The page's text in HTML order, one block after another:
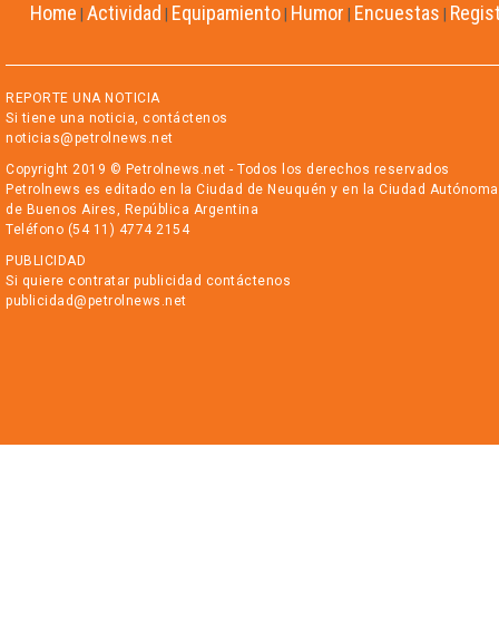
Home Actividad Equipamiento Humor Encuestas
REPORTE UNA NOTICIA
Si tiene una noticia, contáctenos
noticias@petrolnews.net
Copyright 2019 © Petrolnews.net - Todos los derechos reservados
Petrolnews es editado en la Ciudad de Neuquén y en la Ciudad Autónoma
de Buenos Aires, República Argentina
Teléfono (54 11) 4774 2154
PUBLICIDAD
Si quiere contratar publicidad contáctenos
publicidad@petrolnews.net